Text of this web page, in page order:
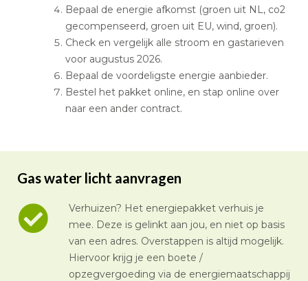
Bepaal de energie afkomst (groen uit NL, co2
gecompenseerd, groen uit EU, wind, groen).
Check en vergelijk alle stroom en gastarieven
voor augustus 2026.
Bepaal de voordeligste energie aanbieder.
Bestel het pakket online, en stap online over
naar een ander contract.
Gas water licht aanvragen
Verhuizen? Het energiepakket verhuis je
mee. Deze is gelinkt aan jou, en niet op basis
van een adres. Overstappen is altijd mogelijk.
Hiervoor krijg je een boete /
opzegvergoeding via de energiemaatschappij